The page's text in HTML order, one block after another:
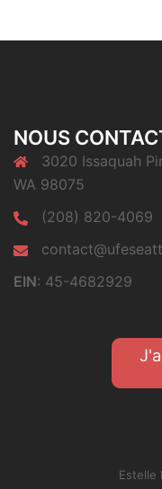
NOUS
3020 Issaquah
WA 98075
(208) 820-4069
EIN: 45-4682929
Estelle